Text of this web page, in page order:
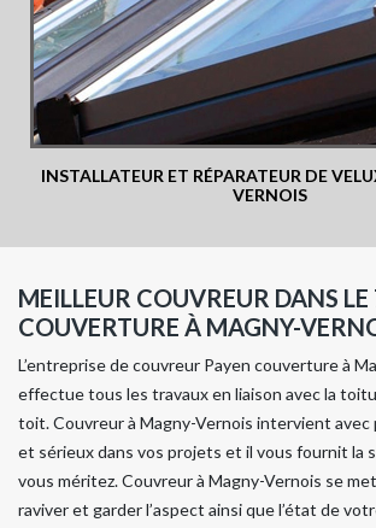
INSTALLATEUR ET RÉPARATEUR DE
VERNOIS
MEILLEUR COUVREUR DANS LE
COUVERTURE À MAGNY-
L’entreprise de couvreur Payen couverture à
effectue tous les travaux en liaison avec la
toit. Couvreur à Magny-Vernois intervient avec
et sérieux dans vos projets et il vous fournit la
vous méritez. Couvreur à Magny-Vernois se
raviver et garder l’aspect ainsi que l’état de